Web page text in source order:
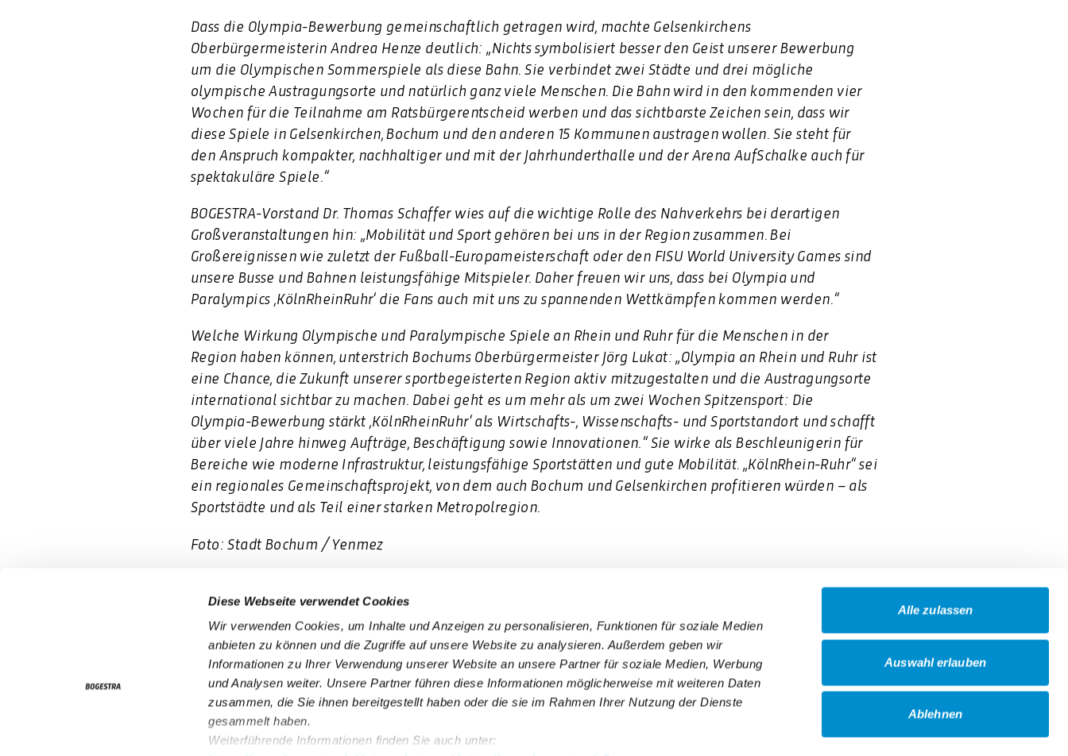
Diese Webseite verwendet Cookies
Wir verwenden Cookies, um Inhalte und Anzeigen zu personalisieren, Funktionen für soziale Medien
anbieten zu können und die Zugriffe auf unsere Website zu analysieren. Außerdem geben wir
Informationen zu Ihrer Verwendung unserer Website an unsere Partner für soziale Medien, Werbung
und Analysen weiter. Unsere Partner führen diese Informationen möglicherweise mit weiteren Daten
zusammen, die Sie ihnen bereitgestellt haben oder die sie im Rahmen Ihrer Nutzung der Dienste
gesammelt haben.
Weiterführende Informationen finden Sie auch unter:
Alle zulassen
Auswahl erlauben
Ablehnen
Dass die Olympia-Bewerbung gemeinschaftlich getragen wird, machte Gelsenkirchens
Oberbürgermeisterin Andrea Henze deutlich: „Nichts symbolisiert besser den Geist unserer Bewerbung
um die Olympischen Sommerspiele als diese Bahn. Sie verbindet zwei Städte und drei mögliche
olympische Austragungsorte und natürlich ganz viele Menschen. Die Bahn wird in den kommenden vier
Wochen für die Teilnahme am Ratsbürgerentscheid werben und das sichtbarste Zeichen sein, dass wir
diese Spiele in Gelsenkirchen, Bochum und den anderen 15 Kommunen austragen wollen. Sie steht für
den Anspruch kompakter, nachhaltiger und mit der Jahrhunderthalle und der Arena AufSchalke auch für
spektakuläre Spiele.“
BOGESTRA-Vorstand Dr. Thomas Schaffer wies auf die wichtige Rolle des Nahverkehrs bei derartigen
Großveranstaltungen hin: „Mobilität und Sport gehören bei uns in der Region zusammen. Bei
Großereignissen wie zuletzt der Fußball-Europameisterschaft oder den FISU World University Games sind
unsere Busse und Bahnen leistungsfähige Mitspieler. Daher freuen wir uns, dass bei Olympia und
Paralympics ,KölnRheinRuhr‘ die Fans auch mit uns zu spannenden Wettkämpfen kommen werden.“
Welche Wirkung Olympische und Paralympische Spiele an Rhein und Ruhr für die Menschen in der
Region haben können, unterstrich Bochums Oberbürgermeister Jörg Lukat: „Olympia an Rhein und Ruhr ist
eine Chance, die Zukunft unserer sportbegeisterten Region aktiv mitzugestalten und die Austragungsorte
international sichtbar zu machen. Dabei geht es um mehr als um zwei Wochen Spitzensport: Die
Olympia-Bewerbung stärkt ,KölnRheinRuhr‘ als Wirtschafts-, Wissenschafts- und Sportstandort und schafft
über viele Jahre hinweg Aufträge, Beschäftigung sowie Innovationen.“ Sie wirke als Beschleunigerin für
Bereiche wie moderne Infrastruktur, leistungsfähige Sportstätten und gute Mobilität. „KölnRhein-Ruhr“ sei
ein regionales Gemeinschaftsprojekt, von dem auch Bochum und Gelsenkirchen profitieren würden – als
Sportstädte und als Teil einer starken Metropolregion.
Foto: Stadt Bochum / Yenmez
ServiceNummer 0800 6 50 40 30 (gebührenfrei aus allen deutschen Netzen)
Fahrplan & Mobilität
Tickets & Tarife
Kontakt
Impressum
VhAG BOGESTRA e.V.
Erklärung Barrierefreiheit